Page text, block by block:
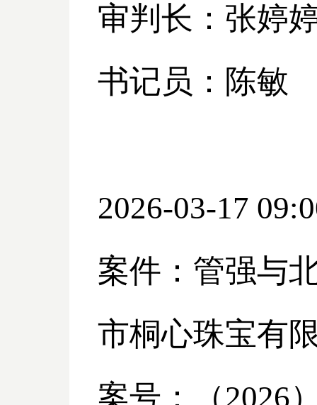
审判长：张婷
书记员：陈敏
2026-03-17
案件：管强与
市桐心珠宝有
案号：（ 2026